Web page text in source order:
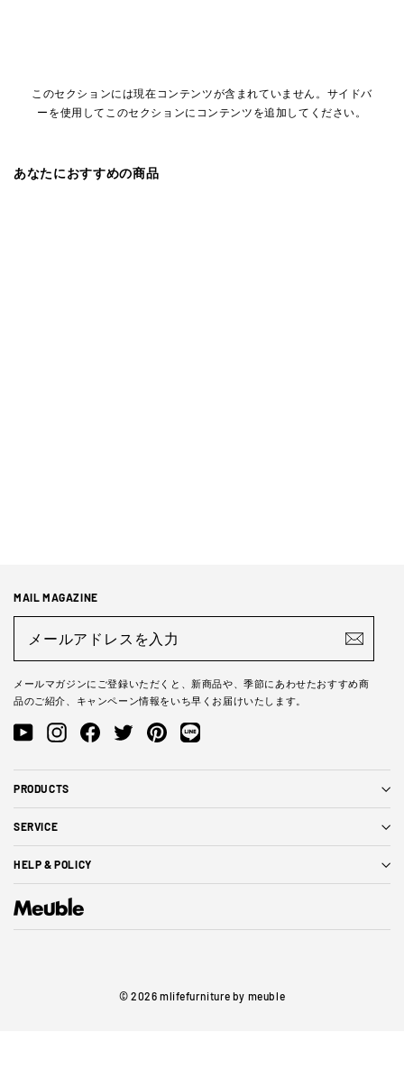
このセクションには現在コンテンツが含まれていません。サイドバ
ーを使用してこのセクションにコンテンツを追加してください。
あなたにおすすめの商品
MAIL MAGAZINE
ア
レ
ス
入
力
メールマガジンにご登録いただくと、新商品や、季節にあわせたおすすめ商
品のご紹介、キャンペーン情報をいち早くお届けいたします。
YouTube InstagramFacebookTwitter Pinterest
PRODUCTS
SERVICE
HELP & POLICY
© 2026 mlifefurniture by meuble